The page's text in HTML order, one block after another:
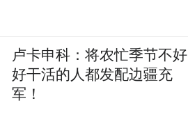
卢卡申科：将农忙季节不好
好干活的人都发配边疆充
军！